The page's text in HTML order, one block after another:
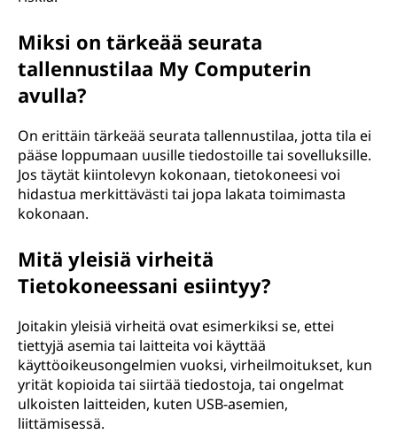
Miksi on tärkeää seurata
tallennustilaa My Computerin
avulla?
On erittäin tärkeää seurata tallennustilaa, jotta tila ei
pääse loppumaan uusille tiedostoille tai sovelluksille.
Jos täytät kiintolevyn kokonaan, tietokoneesi voi
hidastua merkittävästi tai jopa lakata toimimasta
kokonaan.
Mitä yleisiä virheitä
Tietokoneessani esiintyy?
Joitakin yleisiä virheitä ovat esimerkiksi se, ettei
tiettyjä asemia tai laitteita voi käyttää
käyttöoikeusongelmien vuoksi, virheilmoitukset, kun
yrität kopioida tai siirtää tiedostoja, tai ongelmat
ulkoisten laitteiden, kuten USB-asemien,
liittämisessä.